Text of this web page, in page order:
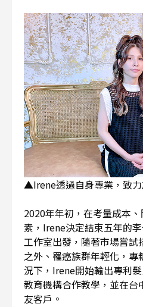
▲Irene透過自身專業，致
2020年年初，在考量成本
素，Irene決定結束五年的
工作室出發，隨著市場嘗試
之外、罹癌族群年輕化，
況下，Irene開始輸出專利
教育機構合作教學，並在
友客戶。